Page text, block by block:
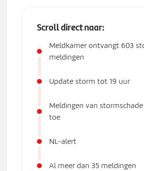
Scroll direct naar:
Meldkamer ontvangt 603
meldingen
Update storm tot 19 uur
Meldingen van
toe
NL-alert
Al meer dan 35 meldingen